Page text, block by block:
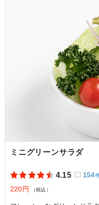
オーベルジーヌのカレー
れずついリピートしてし
は、大きな牛肉がゴロゴ
く人気です。辛さもちょ
ご利用シーン：ロケ・撮影 ›
東京都大田区南雪谷2026/05/
ミニグリーンサラダ
4.15 154
220円 （税込）